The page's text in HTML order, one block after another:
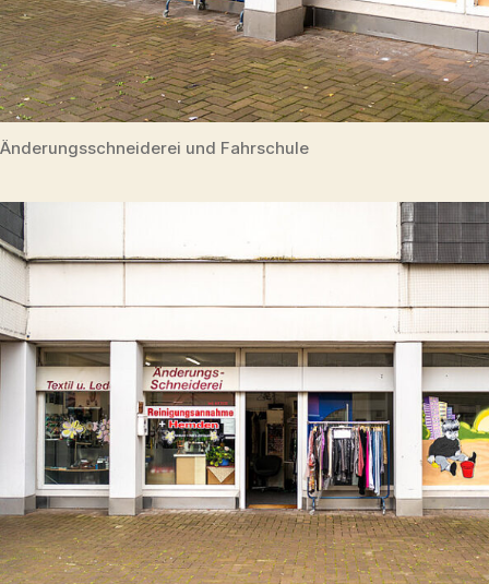
Änderungsschneiderei und Fahrschule